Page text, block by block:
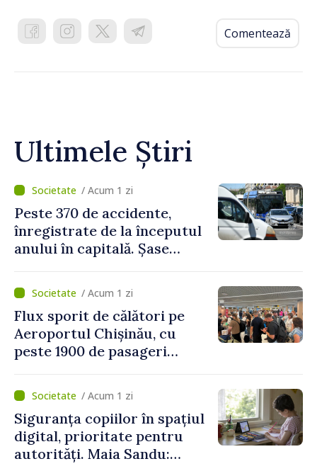
Comentează
Ultimele Știri
/ Acum 1 zi
Peste 370 de accidente,
înregistrate de la începutul
anului în capitală. Șase
/ Acum 1 zi
Flux sporit de călători pe
Aeroportul Chișinău, cu
peste 1900 de pasageri
de vârf a concediilor
/ Acum 1 zi
Siguranța copiilor în spațiul
digital, prioritate pentru
autorități. Maia Sandu: